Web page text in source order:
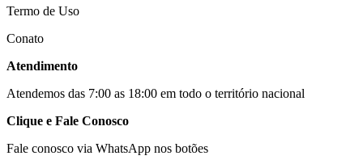
Termo de Uso
Conato
Atendimento
Atendemos das 7:00 as 18:00 em todo o território nacional
Clique e Fale Conosco
Fale conosco via WhatsApp nos botões